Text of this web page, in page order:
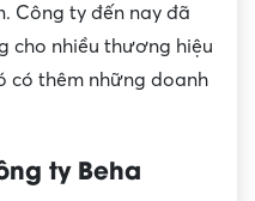
Công ty đến nay đã
cho nhiều thương hiệu
có thêm những doanh
ty Beha